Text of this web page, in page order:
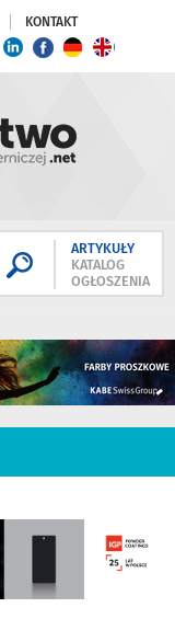
KONTAKT
ARTYKUŁY
KATALOG
OGŁOSZENIA